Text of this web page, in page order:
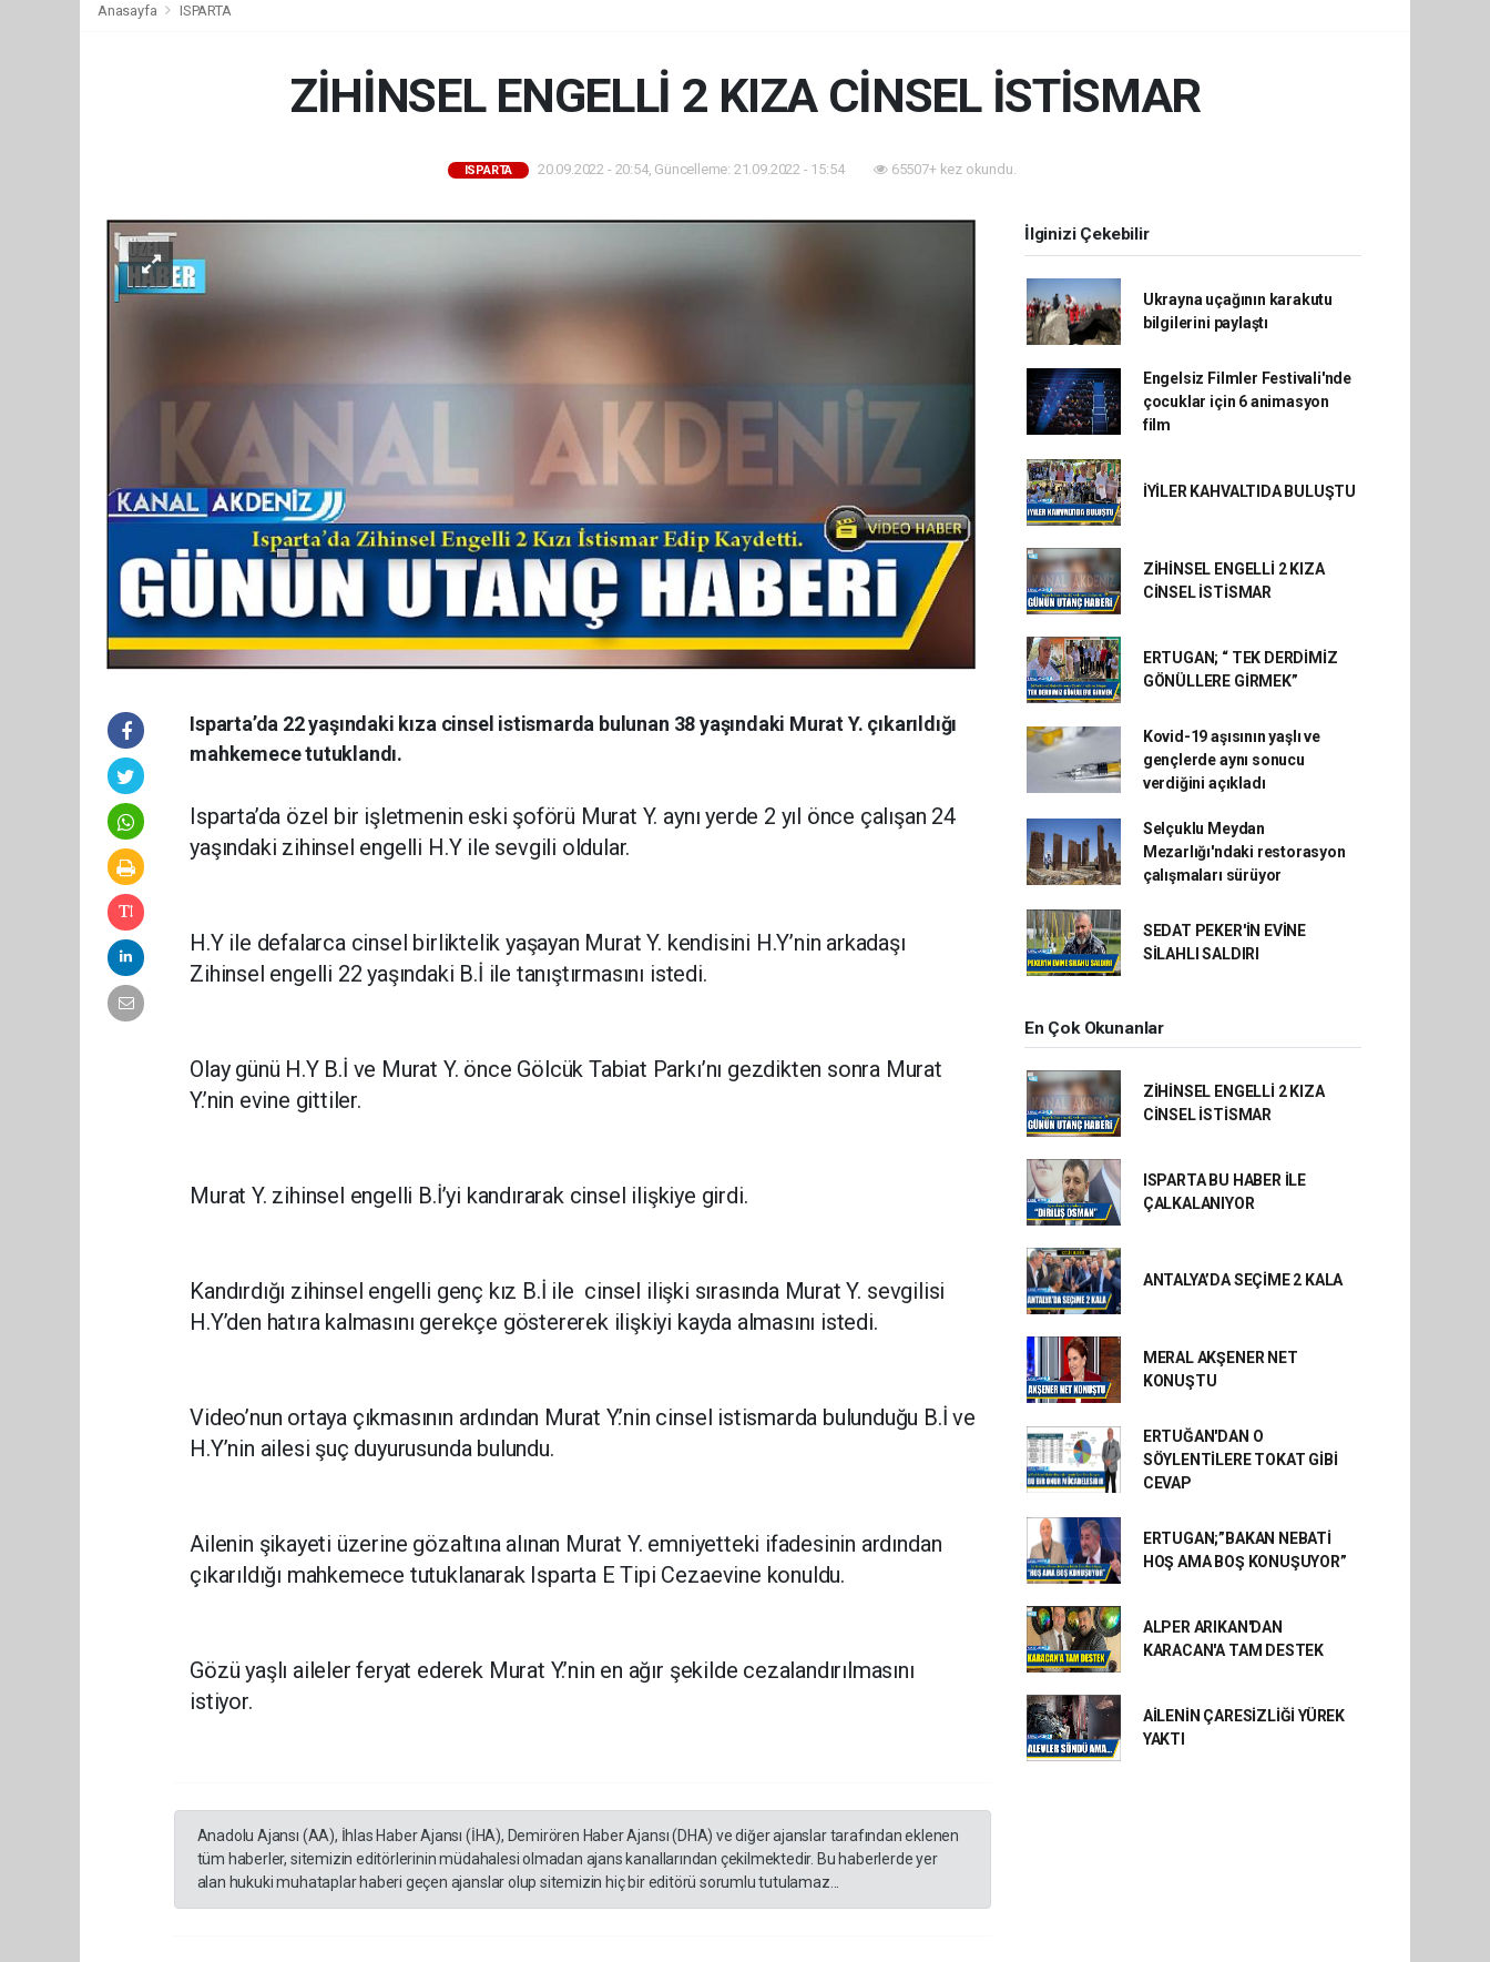
Anasayfa ISPARTA
ZİHİNSEL ENGELLİ 2 KIZA CİNSEL İSTİSMAR
ISPARTA 20.09.2022 - 20:54, Güncelleme: 21.09.2022 - 15:54 65507+ kez okundu.
Isparta’da 22 yaşındaki kıza cinsel istismarda bulunan 38 yaşındaki Murat Y. çıkarıldığı
mahkemece tutuklandı.
Isparta’da özel bir işletmenin eski şoförü Murat Y. aynı yerde 2 yıl önce çalışan 24
yaşındaki zihinsel engelli H.Y ile sevgili oldular.
H.Y ile defalarca cinsel birliktelik yaşayan Murat Y. kendisini H.Y’nin arkadaşı
Zihinsel engelli 22 yaşındaki B.İ ile tanıştırmasını istedi.
Olay günü H.Y B.İ ve Murat Y. önce Gölcük Tabiat Parkı’nı gezdikten sonra Murat
Y.’nin evine gittiler.
Murat Y. zihinsel engelli B.İ’yi kandırarak cinsel ilişkiye girdi.
Kandırdığı zihinsel engelli genç kız B.İ ile cinsel ilişki sırasında Murat Y. sevgilisi
H.Y’den hatıra kalmasını gerekçe göstererek ilişkiyi kayda almasını istedi.
Video’nun ortaya çıkmasının ardından Murat Y.’nin cinsel istismarda bulunduğu B.İ ve
H.Y’nin ailesi şuç duyurusunda bulundu.
Ailenin şikayeti üzerine gözaltına alınan Murat Y. emniyetteki ifadesinin ardından
çıkarıldığı mahkemece tutuklanarak Isparta E Tipi Cezaevine konuldu.
Gözü yaşlı aileler feryat ederek Murat Y.’nin en ağır şekilde cezalandırılmasını
istiyor.
Anadolu Ajansı (AA), İhlas Haber Ajansı (İHA), Demirören Haber Ajansı (DHA) ve diğer ajanslar tarafından eklenen
tüm haberler, sitemizin editörlerinin müdahalesi olmadan ajans kanallarından çekilmektedir. Bu haberlerde yer
alan hukuki muhataplar haberi geçen ajanslar olup sitemizin hiç bir editörü sorumlu tutulamaz...
İlginizi Çekebilir
Ukrayna uçağının karakutu
bilgilerini paylaştı
Engelsiz Filmler Festivali'nde
çocuklar için 6 animasyon
film
İYİLER KAHVALTIDA BULUŞTU
ZİHİNSEL ENGELLİ 2 KIZA
CİNSEL İSTİSMAR
ERTUGAN; “ TEK DERDİMİZ
GÖNÜLLERE GİRMEK”
Kovid-19 aşısının yaşlı ve
gençlerde aynı sonucu
verdiğini açıkladı
Selçuklu Meydan
Mezarlığı'ndaki restorasyon
çalışmaları sürüyor
SEDAT PEKER'İN EVİNE
SİLAHLI SALDIRI
En Çok Okunanlar
ZİHİNSEL ENGELLİ 2 KIZA
CİNSEL İSTİSMAR
ISPARTA BU HABER İLE
ÇALKALANIYOR
ANTALYA’DA SEÇİME 2 KALA
MERAL AKŞENER NET
KONUŞTU
ERTUĞAN'DAN O
SÖYLENTİLERE TOKAT GİBİ
CEVAP
ERTUGAN;”BAKAN NEBATİ
HOŞ AMA BOŞ KONUŞUYOR”
ALPER ARIKAN'DAN
KARACAN'A TAM DESTEK
AİLENİN ÇARESİZLİĞİ YÜREK
YAKTI